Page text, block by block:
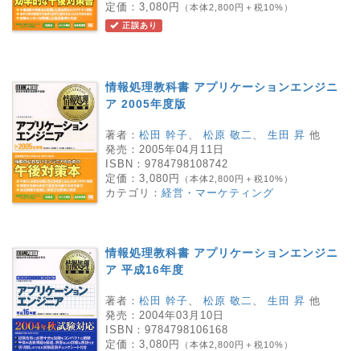
定価： 3,080円 （本体2,800円＋税10%）
正誤あり
情報処理教科書 アプリケーションエンジニ
ア 2005年度版
著者： 松田 幹子、 松原 敬二、 生田 昇 他
発売： 2005年04月11日
ISBN： 9784798108742
定価： 3,080円 （本体2,800円＋税10%）
カテゴリ： 経営・マーケティング
情報処理教科書 アプリケーションエンジニ
ア 平成16年度
著者： 松田 幹子、 松原 敬二、 生田 昇 他
発売： 2004年03月10日
ISBN： 9784798106168
定価： 3,080円 （本体2,800円＋税10%）